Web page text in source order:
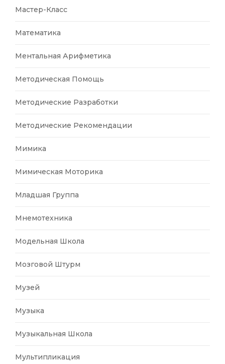
Мастер-Класс
Математика
Ментальная Арифметика
Методическая Помощь
Методические Разработки
Методические Рекомендации
Мимика
Мимическая Моторика
Младшая Группа
Мнемотехника
Модельная Школа
Мозговой Штурм
Музей
Музыка
Музыкальная Школа
Мультипликация